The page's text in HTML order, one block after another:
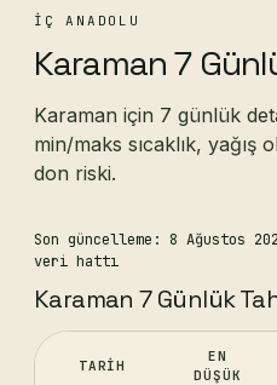
İÇ ANADOLU
Karaman 7
Karaman için 7 günlük
min/maks sıcaklık, yağış
don riski.
Son güncelleme: 8 Ağustos
veri hattı
Karaman 7 Günlük
TARIH
EN
DÜŞÜK